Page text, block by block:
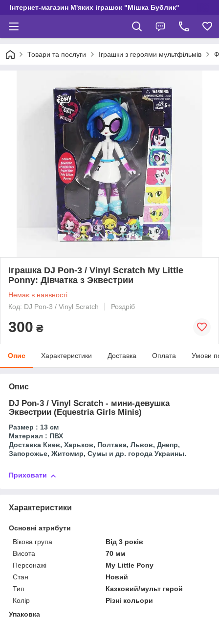
Інтернет-магазин М'яких іграшок "Мішка Бублик"
Товари та послуги Іграшки з героями мультфільмів
Іграшка DJ Pon-3 / Vinyl Scratch My Little
Ponny: Дівчатка з Эквестрии
Немає в наявності
Код: DJ Pon-3 / Vinyl Scratch
Роздріб
300 ₴
Опис Характеристики Доставка Оплата Умови
Опис
DJ Pon-3 / Vinyl Scratch - мини-девушка
Эквестрии (Equestria Girls Minis)
Размер : 13 см
Материал : ПВХ
Доставка Киев, Харьков, Полтава, Львов, Днепр,
Запорожье, Житомир, Сумы и др. города Украины.
Приховати
Характеристики
Основні атрибути
Вікова група
Від 3 років
Висота
70 мм
Персонажі
My Little Pony
Стан
Новий
Тип
Казковий/мульт герой
Колір
Різні кольори
Упаковка